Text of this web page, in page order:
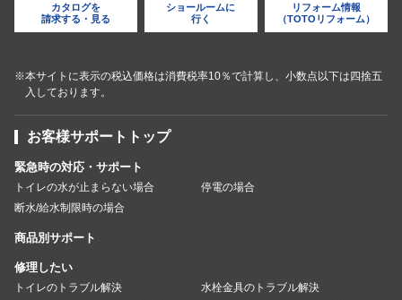
カタログを
請求する・見る
ショールームに
行く
リフォーム情報
（TOTOリフォーム）
※本サイトに表示の税込価格は消費税率10％で計算し、小数点以下は四捨五
入しております。
お客様サポートトップ
緊急時の対応・サポート
トイレの水が止まらない場合
停電の場合
断水/給水制限時の場合
商品別サポート
修理したい
トイレのトラブル解決
水栓金具のトラブル解決